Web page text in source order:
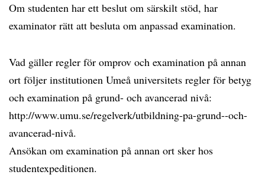
Om studenten har ett beslut om särskilt stöd, har
examinator rätt att besluta om anpassad examination.
Vad gäller regler för omprov och examination på annan
ort följer institutionen Umeå universitets regler för betyg
och examination på grund- och avancerad nivå:
http://www.umu.se/regelverk/utbildning-pa-grund--och-
avancerad-nivå.
Ansökan om examination på annan ort sker hos
studentexpeditionen.